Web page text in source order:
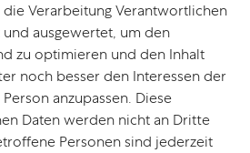
Verarbeitung Verantwortlichen
ausgewertet, um den
zu optimieren und den Inhalt
noch besser den Interessen der
anzupassen. Diese
Daten werden nicht an Dritte
Personen sind jederzeit